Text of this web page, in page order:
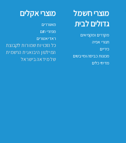
מוצרי חשמל
גדולים לבית
מקררים ומקפיאים
תנורי אפיה
כיריים
מכונות כביסה ומייבשים
מדיחי כלים
מוצרי אקלים
מאווררים
מפזרי חום
ראדיאטורים
כל הזכויות שמורות לקבוצת
המילטון היבואנית הרשמית
של מידאה בישראל